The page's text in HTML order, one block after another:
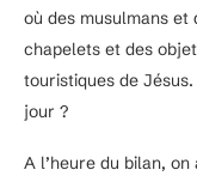
où des musulmans
chapelets et des
touristiques de
jour ?
A l’heure du bilan,